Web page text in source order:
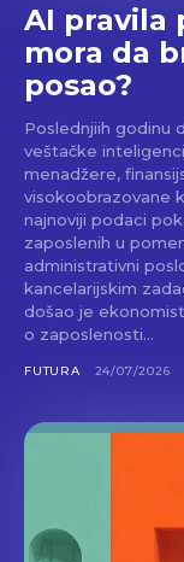
AI pravila
mora da
posao?
Poslednjiih godinu
veštačke
menadžere,
visokoobrazovane
najnoviji podaci
zaposlenih u
administrativni
kancelarijskim zadacima
došao je
o zaposlenosti...
FUTURA 24/07/2026